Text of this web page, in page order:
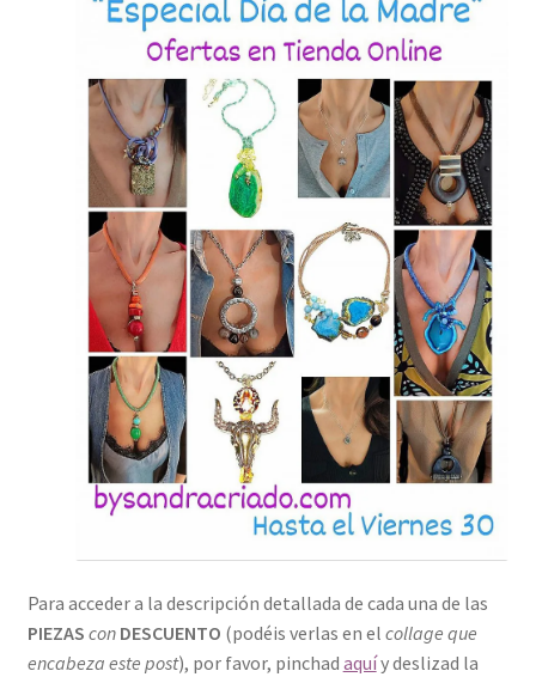
Para acceder a la descripción detallada de cada una de las
PIEZAS conDESCUENTO (podéis verlas en el collage que
encabeza este post), por favor, pinchad aquíy deslizad la